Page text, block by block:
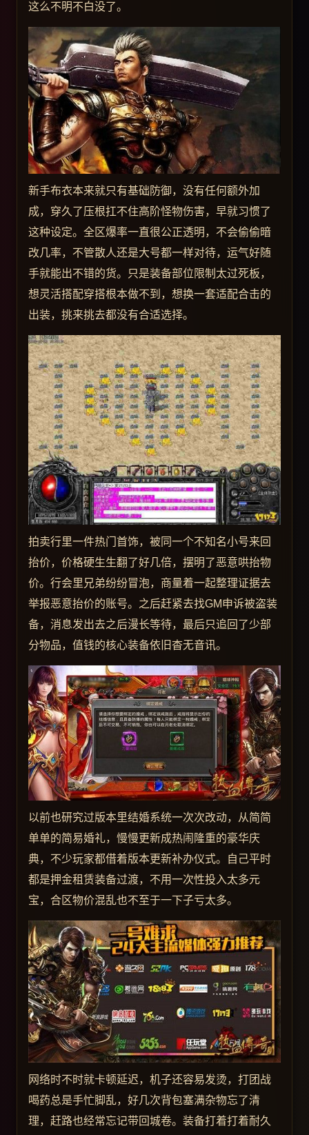
这么不明不白没了。
新手布衣本来就只有基础防御，没有任何额外加
成，穿久了压根扛不住高阶怪物伤害，早就习惯了
这种设定。全区爆率一直很公正透明，不会偷偷暗
改几率，不管散人还是大号都一样对待，运气好随
手就能出不错的货。只是装备部位限制太过死板，
想灵活搭配穿搭根本做不到，想换一套适配合击的
出装，挑来挑去都没有合适选择。
拍卖行里一件热门首饰，被同一个不知名小号来回
抬价，价格硬生生翻了好几倍，摆明了恶意哄抬物
价。行会里兄弟纷纷冒泡，商量着一起整理证据去
举报恶意抬价的账号。之后赶紧去找GM申诉被盗装
备，消息发出去之后漫长等待，最后只追回了少部
分物品，值钱的核心装备依旧杳无音讯。
以前也研究过版本里结婚系统一次次改动，从简简
单单的简易婚礼，慢慢更新成热闹隆重的豪华庆
典，不少玩家都借着版本更新补办仪式。自己平时
都是押金租赁装备过渡，不用一次性投入太多元
宝，合区物价混乱也不至于一下子亏太多。
网络时不时就卡顿延迟，机子还容易发烫，打团战
喝药总是手忙脚乱，好几次背包塞满杂物忘了清
理，赶路也经常忘记带回城卷。装备打着打着耐久